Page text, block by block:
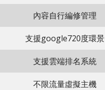
內容自行編修管理
支援google720度環景
支援雲端排名系統
不限流量虛擬主機